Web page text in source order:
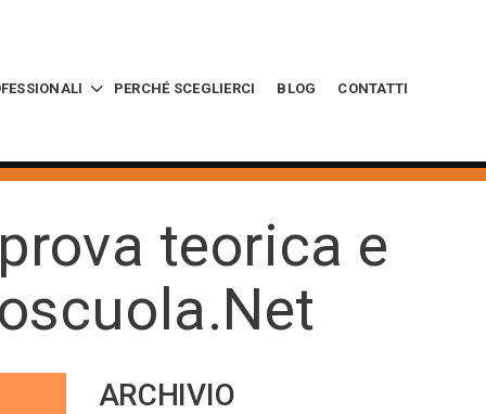
PERCHÉ SCEGLIERCI BLOG CONTATTI
teorica e
ARCHIVIO